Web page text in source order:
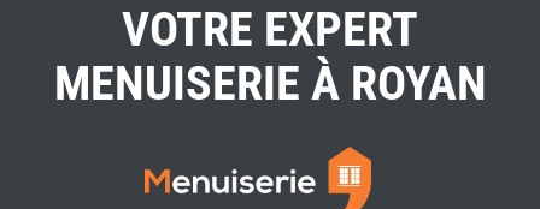
VOTRE EXPERT
MENUISERIE À ROYAN